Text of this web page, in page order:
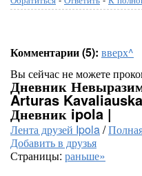
Комментарии (5): вверх^
Вы сейчас не можете
Дневник
Arturas
Дневник ipola |
Лента друзей Ipola/
Добавить в друзья
Страницы: раньше»